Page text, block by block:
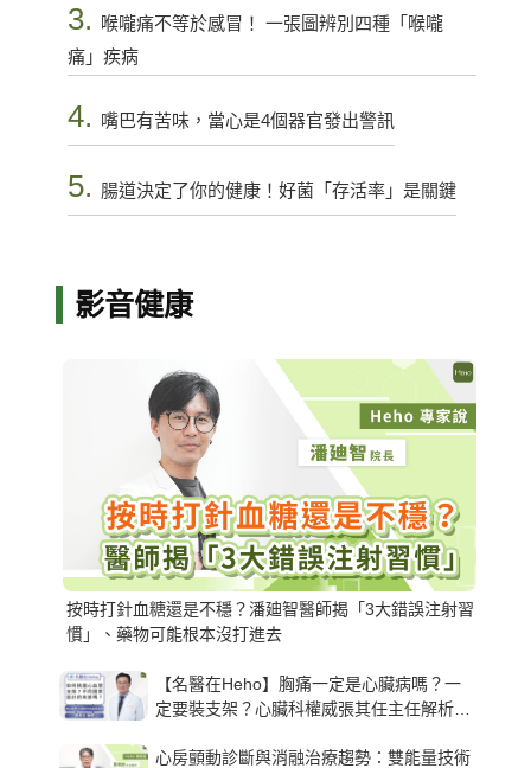
3.
喉嚨痛不等於感冒！ 一張圖辨別四種「喉嚨
痛」疾病
4. 嘴巴有苦味，當心是4個器官發出警訊
5. 腸道決定了你的健康！好菌「存活率」是關鍵
影音健康
按時打針血糖還是不穩？潘廸智醫師揭「3大錯誤注射習
慣」、藥物可能根本沒打進去
【名醫在Heho】胸痛一定是心臟病嗎？一
定要裝支架？心臟科權威張其任主任解析支
心房顫動診斷與消融治療趨勢：雙能量技術